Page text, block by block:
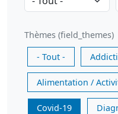
Thèmes (field_themes)
- Tout -
Alimentation /
Covid-19